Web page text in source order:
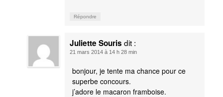
Répondre
Juliette Souris dit :
21 mars 2014 à 14 h 28 min
bonjour, je tente ma chance pour ce
superbe concours.
j’adore le macaron framboise.